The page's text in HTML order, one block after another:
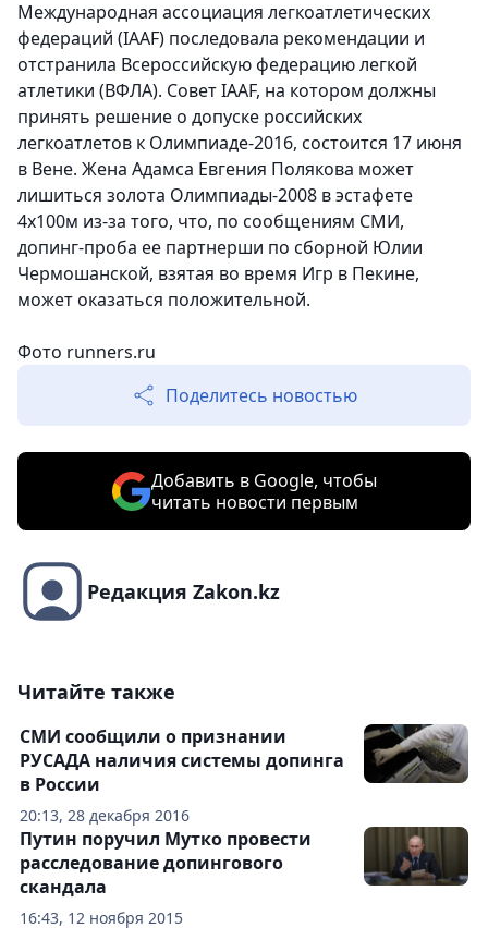
Международная ассоциация легкоатлетических
федераций (IAAF) последовала рекомендации и
отстранила Всероссийскую федерацию легкой
атлетики (ВФЛА). Совет IAAF, на котором должны
принять решение о допуске российских
легкоатлетов к Олимпиаде-2016, состоится 17 июня
в Вене. Жена Адамса Евгения Полякова может
лишиться золота Олимпиады-2008 в эстафете
4х100м из-за того, что, по сообщениям СМИ,
допинг-проба ее партнерши по сборной Юлии
Чермошанской, взятая во время Игр в Пекине,
может оказаться положительной.
Фото runners.ru
Поделитесь новостью
Добавить в Google, чтобы
читать новости первым
Редакция Zakon.kz
Читайте также
20:13, 28 декабря 2016
СМИ сообщили о признании
РУСАДА наличия системы допинга
в России
16:43, 12 ноября 2015
Путин поручил Мутко провести
расследование допингового
скандала